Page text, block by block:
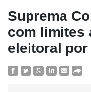
Suprema
com limites
eleitoral